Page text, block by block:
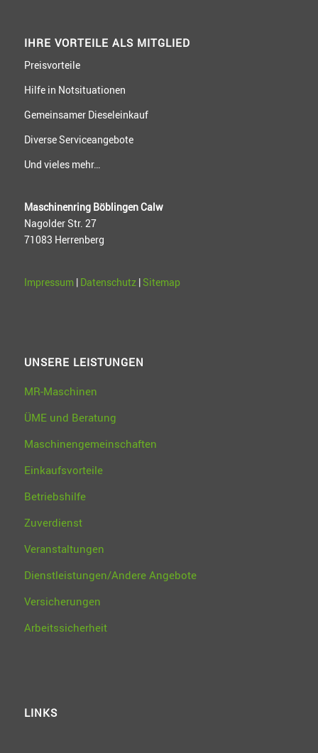
IHRE VORTEILE ALS MITGLIED
Preisvorteile
Hilfe in Notsituationen
Gemeinsamer Dieseleinkauf
Diverse Serviceangebote
Und vieles mehr…
Maschinenring Böblingen Calw
Nagolder Str. 27
71083 Herrenberg
Impressum| Datenschutz| Sitemap
UNSERE LEISTUNGEN
MR-Maschinen
ÜME und Beratung
Maschinengemeinschaften
Einkaufsvorteile
Betriebshilfe
Zuverdienst
Veranstaltungen
Dienstleistungen/Andere Angebote
Versicherungen
Arbeitssicherheit
LINKS